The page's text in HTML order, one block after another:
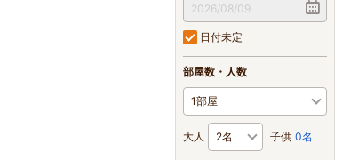
日付未定
部屋数・人数
大人 子供 0名